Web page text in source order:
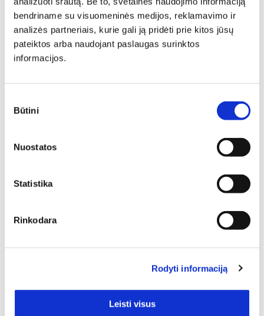
bendriname su visuomeninės medijos, reklamavimo ir
analizės partneriais, kurie gali ją pridėti prie kitos jūsų
pateiktos arba naudojant paslaugas surinktos
informacijos.
pasirinkimas
Būtini
Nuostatos
Statistika
Rinkodara
Rodyti informaciją
Leisti visus
specialisto